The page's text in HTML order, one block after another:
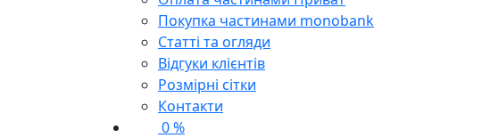
Покупка частинами monobank
Статті та огляди
Відгуки клієнтів
Розмірні сітки
Контакти
0 %